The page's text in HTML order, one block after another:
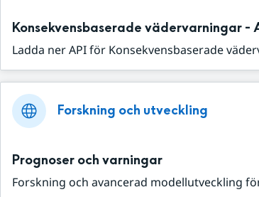
Konsekvensbaserade vädervarningar -
Ladda ner API för Konsekvensbaserade
Forskning och utveckling
Prognoser och varningar
Forskning och avancerad modellutveckling